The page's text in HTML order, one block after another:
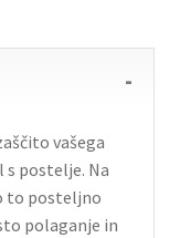
vašega
s postelje. Na
to posteljno
polaganje in